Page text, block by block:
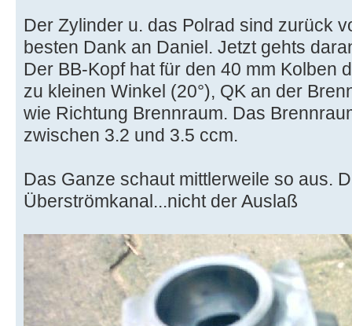
Der Zylinder u. das Polrad sind zurück
besten Dank an Daniel. Jetzt gehts
Der BB-Kopf hat für den 40 mm Kolben
zu kleinen Winkel (20°), QK an der
wie Richtung Brennraum. Das
zwischen 3.2 und 3.5 ccm.
Das Ganze schaut mittlerweile so aus.
Überströmkanal...nicht der Auslaß